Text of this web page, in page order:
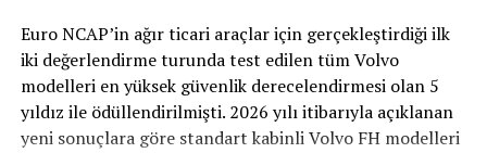
Euro NCAP’in ağır ticari araçlar için gerçekleştirdiği ilk
iki değerlendirme turunda test edilen tüm Volvo
modelleri en yüksek güvenlik derecelendirmesi olan 5
yıldız ile ödüllendirilmişti. 2026 yılı itibarıyla açıklanan
yeni sonuçlara göre standart kabinli Volvo FH modelleri